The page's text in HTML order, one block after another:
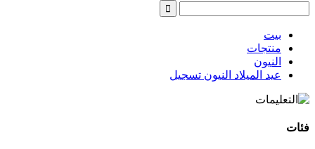
بيت
منتجات
النيون
عيد الميلاد النيون تسجيل
فئات